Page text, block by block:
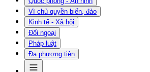
Vì chủ quyền biển, đảo
Kinh tế - Xã hội
Đối ngoại
Pháp luật
Đa phương tiện